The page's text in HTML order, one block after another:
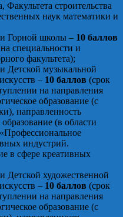
Факультета строительства
наук математики и
Горной школы – 10 баллов
специальности и
факультета);
Детской музыкальной
– 10 баллов (срок
на направления
образование (с
направленность
(в области
индустрий.
в сфере креативных
Детской художественной
– 10 баллов (срок
на направления
образование (с